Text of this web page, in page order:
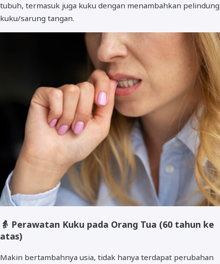
tubuh, termasuk juga kuku dengan menambahkan pelindung
kuku/sarung tangan.
👵 Perawatan Kuku pada Orang Tua (60 tahun ke
atas)
Makin bertambahnya usia, tidak hanya terdapat perubahan